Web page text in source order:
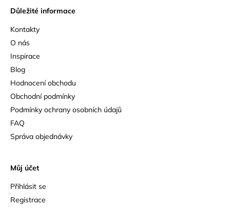
Důležité informace
Kontakty
O nás
Inspirace
Blog
Hodnocení obchodu
Obchodní podmínky
Podmínky ochrany osobních údajů
FAQ
Správa objednávky
Můj účet
Přihlásit se
Registrace